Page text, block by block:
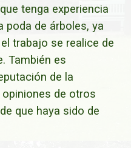
tenga experiencia
poda de árboles, ya
trabajo se realice de
También es
de la
de otros
que haya sido de